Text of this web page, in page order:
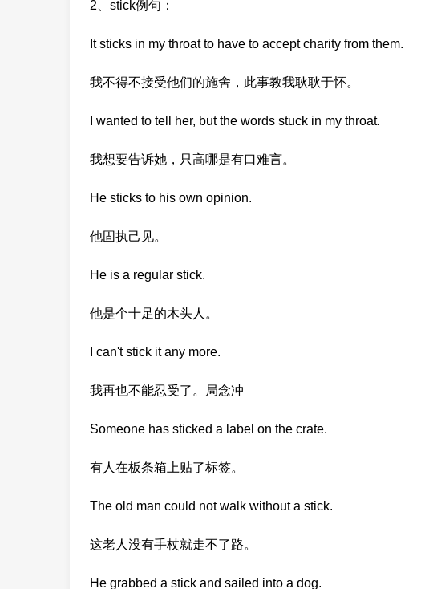
2、stick例句：
It sticks in my throat to have to accept charity from them.
我不得不接受他们的施舍，此事教我耿耿于怀。
I wanted to tell her, but the words stuck in my throat.
我想要告诉她，只高哪是有口难言。
He sticks to his own opinion.
他固执己见。
He is a regular stick.
他是个十足的木头人。
I can't stick it any more.
我再也不能忍受了。局念冲
Someone has sticked a label on the crate.
有人在板条箱上贴了标签。
The old man could not walk without a stick.
这老人没有手杖就走不了路。
He grabbed a stick and sailed into a dog.